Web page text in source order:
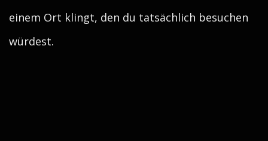
einem Ort klingt, den du tatsächlich besuchen
würdest.